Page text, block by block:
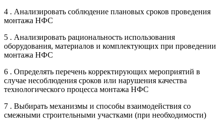
4 . Анализировать соблюдение плановых сроков проведения
монтажа НФС
5 . Анализировать рациональность использования
оборудования, материалов и комплектующих при проведении
монтажа НФС
6 . Определять перечень корректирующих мероприятий в
случае несоблюдения сроков или нарушения качества
технологического процесса монтажа НФС
7 . Выбирать механизмы и способы взаимодействия со
смежными строительными участками (при необходимости)